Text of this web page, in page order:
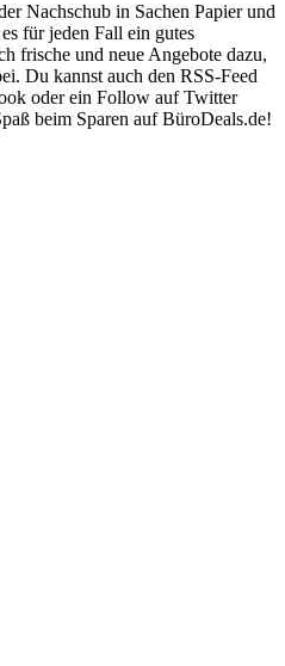
Nachschub in Sachen Papier und
für jeden Fall ein gutes
frische und neue Angebote dazu,
Du kannst auch den RSS-Feed
oder ein Follow auf Twitter
beim Sparen auf BüroDeals.de!